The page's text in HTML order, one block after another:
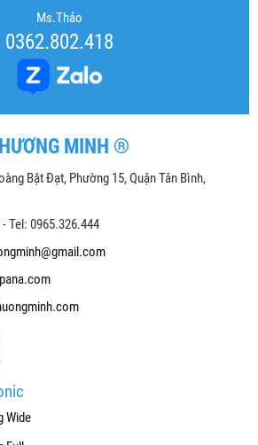
Ms.Thảo
0362.802.418
MINH ®
Bật Đạt, Phường 15, Quận Tân Bình,
Tel: 0965.326.444
Wide